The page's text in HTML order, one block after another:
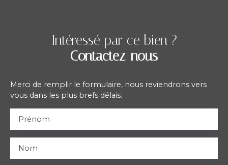
Intéressé par ce bien ?
Contactez-nous
Merci de remplir le formulaire, nous reviendrons vers
vous dans les plus brefs délais.
Prénom
Nom